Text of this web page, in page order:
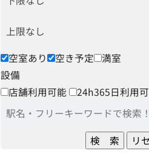
空室あり 空き予定
満室
設備
店舗利用可能
24h365日利用可